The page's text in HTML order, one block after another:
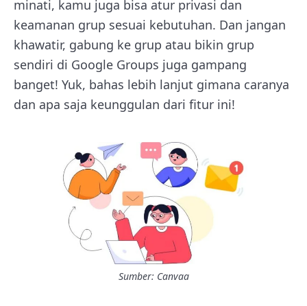
minati, kamu juga bisa atur privasi dan
keamanan grup sesuai kebutuhan. Dan jangan
khawatir, gabung ke grup atau bikin grup
sendiri di Google Groups juga gampang
banget! Yuk, bahas lebih lanjut gimana caranya
dan apa saja keunggulan dari fitur ini!
Sumber: Canvaa